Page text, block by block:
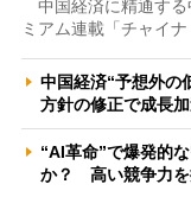
中国経済に精通する
ミアム連載「チャイ
中国経済“予想外
方針の修正で成長
“AI革命”で爆発的
か？ 高い競争力